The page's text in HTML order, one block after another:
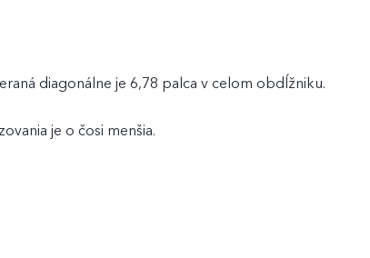
diagonálne je 6,78 palca v celom obdĺžniku.
je o čosi menšia.